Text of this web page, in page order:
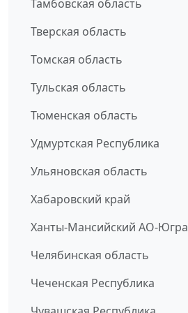
Тамбовская область
Тверская область
Томская область
Тульская область
Тюменская область
Удмуртская Республика
Ульяновская область
Хабаровский край
Ханты-Мансийский АО-Югра
Челябинская область
Чеченская Республика